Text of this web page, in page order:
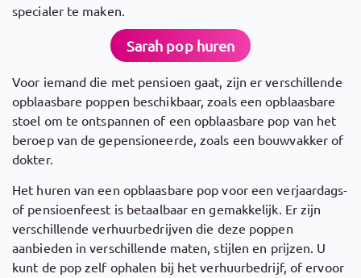
specialer te maken.
Sarah pop huren
Voor iemand die met pensioen gaat, zijn er verschillende
opblaasbare poppen beschikbaar, zoals een opblaasbare
stoel om te ontspannen of een opblaasbare pop van het
beroep van de gepensioneerde, zoals een bouwvakker of
dokter.
Het huren van een opblaasbare pop voor een verjaardags-
of pensioenfeest is betaalbaar en gemakkelijk. Er zijn
verschillende verhuurbedrijven die deze poppen
aanbieden in verschillende maten, stijlen en prijzen. U
kunt de pop zelf ophalen bij het verhuurbedrijf, of ervoor